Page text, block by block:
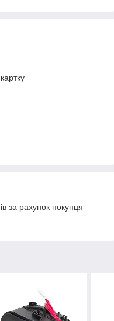
за рахунок покупця